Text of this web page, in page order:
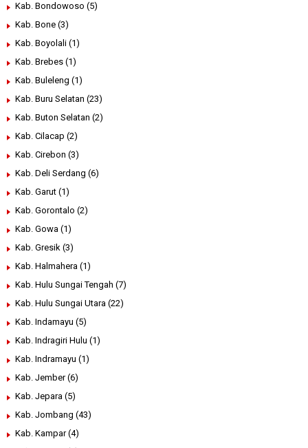
Kab. Bondowoso (5)
Kab. Bone (3)
Kab. Boyolali (1)
Kab. Brebes (1)
Kab. Buleleng (1)
Kab. Buru Selatan (23)
Kab. Buton Selatan (2)
Kab. Cilacap (2)
Kab. Cirebon (3)
Kab. Deli Serdang (6)
Kab. Garut (1)
Kab. Gorontalo (2)
Kab. Gowa (1)
Kab. Gresik (3)
Kab. Halmahera (1)
Kab. Hulu Sungai Tengah (7)
Kab. Hulu Sungai Utara (22)
Kab. Indamayu (5)
Kab. Indragiri Hulu (1)
Kab. Indramayu (1)
Kab. Jember (6)
Kab. Jepara (5)
Kab. Jombang (43)
Kab. Kampar (4)